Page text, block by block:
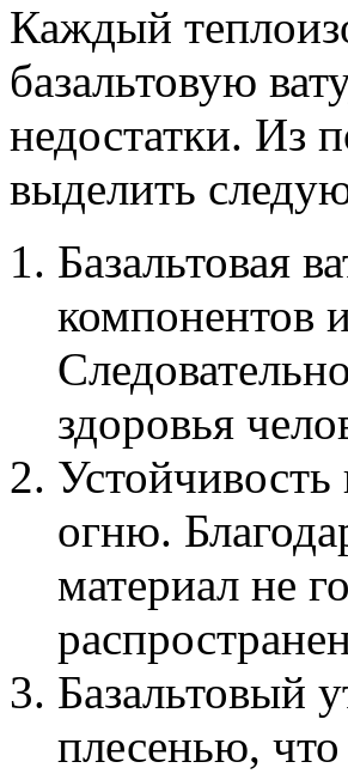
Каждый
базальтовую
недостатки. Из
выделить
Базальтовая
компонентов
здоровья
огню.
материал не
Базальтовый
плесенью,